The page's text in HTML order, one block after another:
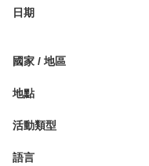
日期
國家 / 地區
地點
活動類型
語言